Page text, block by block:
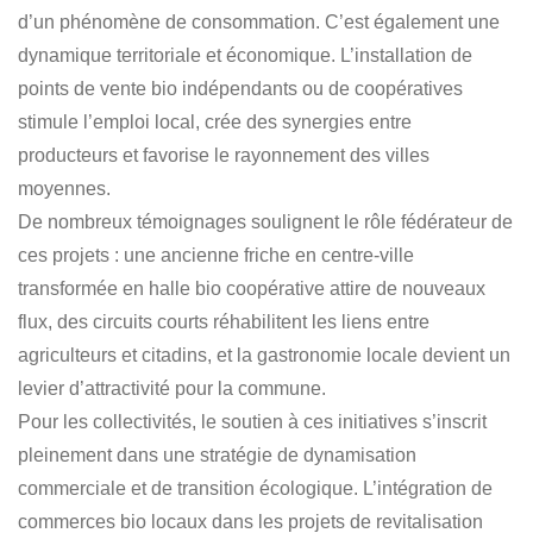
d’un phénomène de consommation. C’est également une
dynamique territoriale et économique. L’installation de
points de vente bio indépendants ou de coopératives
stimule l’emploi local, crée des synergies entre
producteurs et favorise le rayonnement des villes
moyennes.
De nombreux témoignages soulignent le rôle fédérateur de
ces projets : une ancienne friche en centre-ville
transformée en halle bio coopérative attire de nouveaux
flux, des circuits courts réhabilitent les liens entre
agriculteurs et citadins, et la gastronomie locale devient un
levier d’attractivité pour la commune.
Pour les collectivités, le soutien à ces initiatives s’inscrit
pleinement dans une stratégie de dynamisation
commerciale et de transition écologique. L’intégration de
commerces bio locaux dans les projets de revitalisation